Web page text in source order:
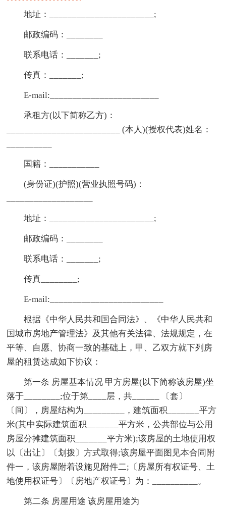
地址：_______________________;
邮政编码：________
联系电话：_______;
传真：_______;
E-mail:________________________
承租方(以下简称乙方)：
_________________________ (本人)(授权代表)姓名：
国籍：___________
(身份证)(护照)(营业执照号码)：
地址：_______________________;
邮政编码：________
联系电话：_______;
传真________;
E-mail:_________________________
根据《中华人民共和国合同法》、《中华人民共和
国城市房地产管理法》及其他有关法律、法规规定，在
平等、自愿、协商一致的基础上，甲、乙双方就下列房
屋的租赁达成如下协议：
第一条 房屋基本情况 甲方房屋(以下简称该房屋)坐
落于________;位于第____层，共______ 〔套〕
〔间〕，房屋结构为_________，建筑面积_______平方
米(其中实际建筑面积_______平方米，公共部位与公用
房屋分摊建筑面积_______平方米);该房屋的土地使用权
以〔出让〕〔划拨〕方式取得;该房屋平面图见本合同附
件一，该房屋附着设施见附件二;〔房屋所有权证号、土
地使用权证号〕〔房地产权证号〕为：__________。
第二条 房屋用途 该房屋用途为